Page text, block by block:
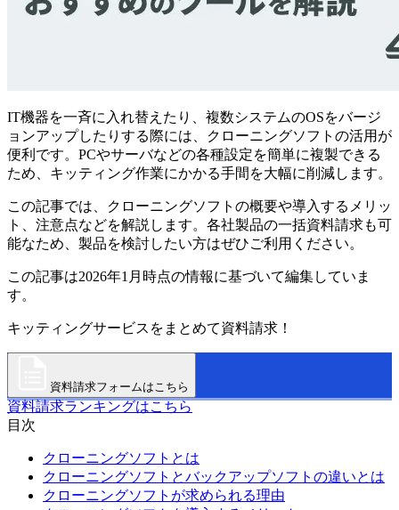
IT機器を一斉に入れ替えたり、複数システムのOSをバージ
ョンアップしたりする際には、クローニングソフトの活用が
便利です。PCやサーバなどの各種設定を簡単に複製できる
ため、キッティング作業にかかる手間を大幅に削減します。
この記事では、クローニングソフトの概要や導入するメリッ
ト、注意点などを解説します。各社製品の一括資料請求も可
能なため、製品を検討したい方はぜひご利用ください。
この記事は2026年1月時点の情報に基づいて編集していま
す。
キッティングサービスをまとめて資料請求！
資料請求フォームはこちら
資料請求ランキングはこちら
目次
クローニングソフトとは
クローニングソフトとバックアップソフトの違いとは
クローニングソフトが求められる理由